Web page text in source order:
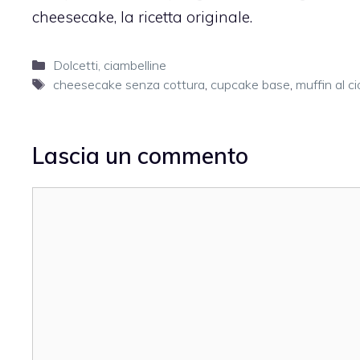
cheesecake, la ricetta originale.
Categorie
Dolcetti, ciambelline
Tag
cheesecake senza cottura, cupcake base, muffin al
Lascia un commento